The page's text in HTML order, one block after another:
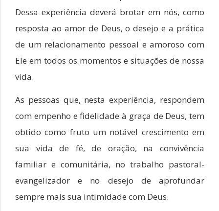
Dessa experiência deverá brotar em nós, como
resposta ao amor de Deus, o desejo e a prática
de um relacionamento pessoal e amoroso com
Ele em todos os momentos e situações de nossa
vida.
As pessoas que, nesta experiência, respondem
com empenho e fidelidade à graça de Deus, tem
obtido como fruto um notável crescimento em
sua vida de fé, de oração, na convivência
familiar e comunitária, no trabalho pastoral-
evangelizador e no desejo de aprofundar
sempre mais sua intimidade com Deus.